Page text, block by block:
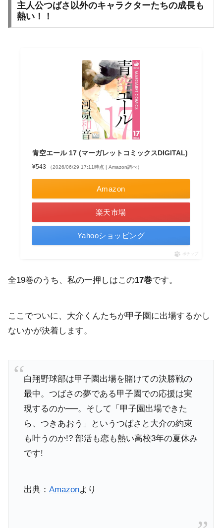
主人公つばさ以外のキャラクターたちの成長も
熱い！！
青空エール 17 (マーガレットコミックスDIGITAL)
¥543 （2026/06/29 17:11時点 | Amazon調べ）
Amazon
楽天市場
Yahooショッピング
ポチップ
全19巻のうち、私の一押しはこの17巻です。
ここでついに、大介くんたちが甲子園に出場するかし
ないかが決着します。
白翔野球部は甲子園出場を賭けての決勝戦の
最中。つばさの夢である甲子園での応援は実
現するのか──。そして「甲子園出場できた
ら、つきあおう」というつばさと大介の約束
も叶うのか!? 部活も恋も熱い高校3年の夏休み
です!
出典： Amazonより